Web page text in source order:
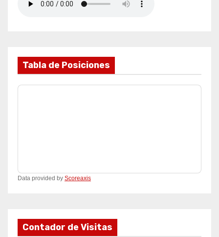
Tabla de Posiciones
Data provided by Scoreaxis
Contador de Visitas